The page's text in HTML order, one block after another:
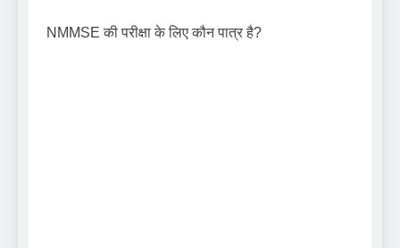
NMMSE की परीक्षा के लिए कौन पात्र है?